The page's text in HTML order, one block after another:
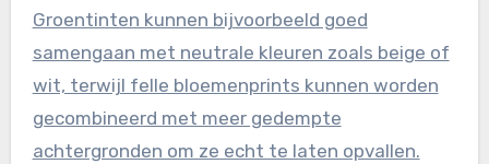
Groentinten kunnen bijvoorbeeld goed
samengaan met neutrale kleuren zoals beige of
wit, terwijl felle bloemenprints kunnen worden
gecombineerd met meer gedempte
achtergronden om ze echt te laten opvallen.